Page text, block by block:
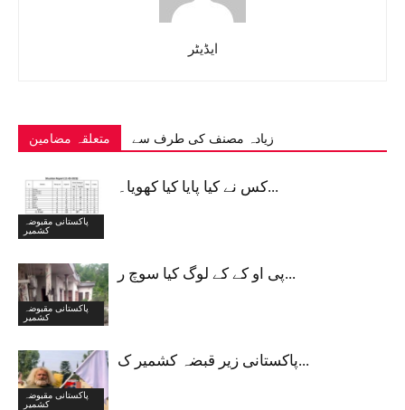
ایڈیٹر
متعلقہ مضامین زیادہ مصنف کی طرف سے
پاکستانی مقبوضہ
کشمیر
کس نے کیا پایا کیا کھویا۔...
پاکستانی مقبوضہ
کشمیر
پی او کے کے لوگ کیا سوچ ر...
پاکستانی مقبوضہ
کشمیر
پاکستانی زیر قبضہ کشمیر ک...